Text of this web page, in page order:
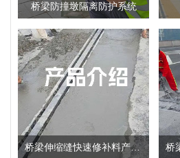
桥梁防撞墩隔离防护系统
桥梁伸缩缝快速修补料产品使用说明